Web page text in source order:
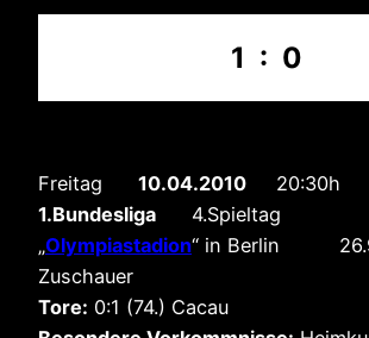
1 : 0
Freitag 10.04.2010 20:30h
1.Bundesliga 4.Spieltag
„Olympiastadion“ in Berlin
Zuschauer
Tore: 0:1 (74.) Cacau